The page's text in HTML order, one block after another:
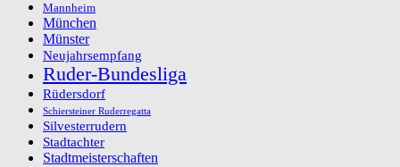
Mannheim
München
Münster
Neujahrsempfang
Ruder-Bundesliga
Rüdersdorf
Schiersteiner Ruderregatta
Silvesterrudern
Stadtachter
Stadtmeisterschaften